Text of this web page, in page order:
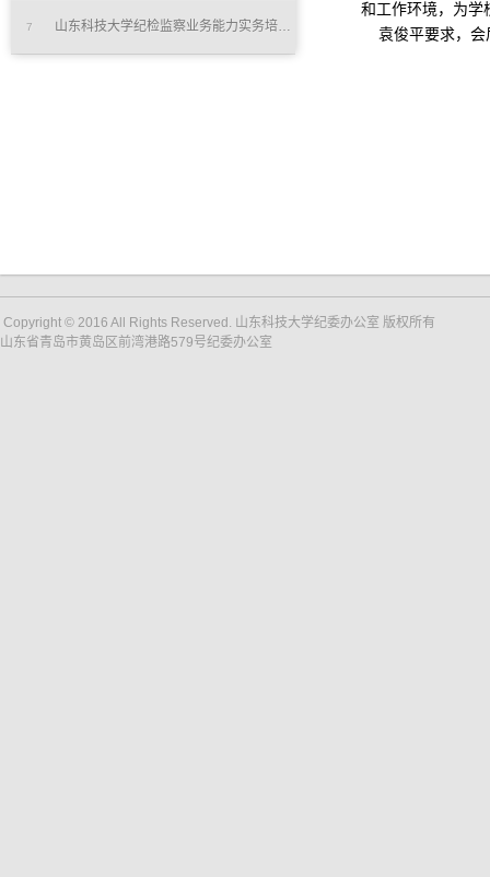
7 山东科技大学纪检监察业务能力实务培训、实战练兵“双实提升...
和工作环境，为学
袁俊平要求，会
Copyright © 2016 All Rights Reserved. 山东科技大学纪委办公室 版权所有
山东省青岛市黄岛区前湾港路579号纪委办公室